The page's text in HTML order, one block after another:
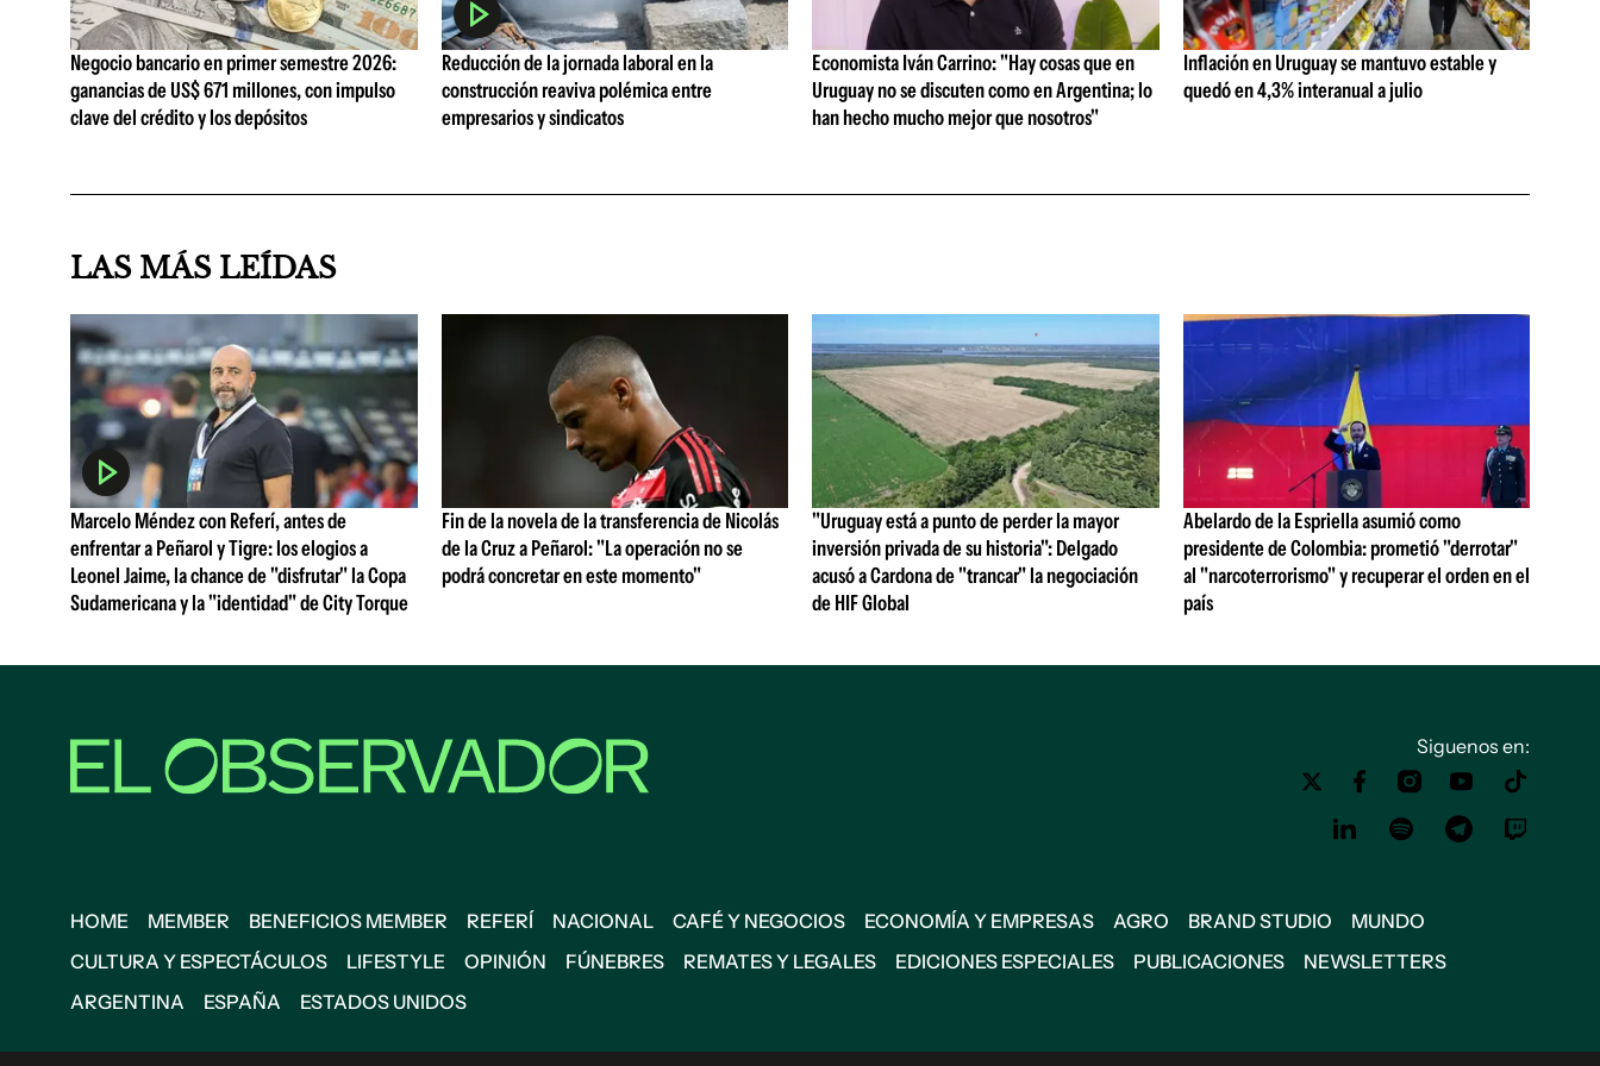
Negocio bancario en primer semestre 2026:
ganancias de US$ 671 millones, con impulso
clave del crédito y los depósitos
Reducción de la jornada laboral en la
construcción reaviva polémica entre
empresarios y sindicatos
Economista Iván Carrino: "Hay cosas que en
Uruguay no se discuten como en Argentina; lo
han hecho mucho mejor que nosotros"
Inflación en Uruguay se mantuvo estable y
quedó en 4,3% interanual a julio
LAS MÁS LEÍDAS
Marcelo Méndez con Referí, antes de
enfrentar a Peñarol y Tigre: los elogios a
Leonel Jaime, la chance de "disfrutar" la Copa
Sudamericana y la "identidad" de City Torque
Fin de la novela de la transferencia de Nicolás
de la Cruz a Peñarol: "La operación no se
podrá concretar en este momento"
"Uruguay está a punto de perder la mayor
inversión privada de su historia": Delgado
acusó a Cardona de "trancar" la negociación
de HIF Global
Abelardo de la Espriella asumió como
presidente de Colombia: prometió "derrotar"
al "narcoterrorismo" y recuperar el orden en el
país
Siguenos en:
HOME MEMBER BENEFICIOS MEMBER REFERÍ NACIONAL CAFÉ Y NEGOCIOS ECONOMÍA Y EMPRESAS AGRO BRAND STUDIO
MUNDO
CULTURA Y ESPECTÁCULOS
LIFESTYLE OPINIÓN FÚNEBRES REMATES Y LEGALES EDICIONES ESPECIALES PUBLICACIONES
NEWSLETTERS
ARGENTINA
ESPAÑA ESTADOS UNIDOS